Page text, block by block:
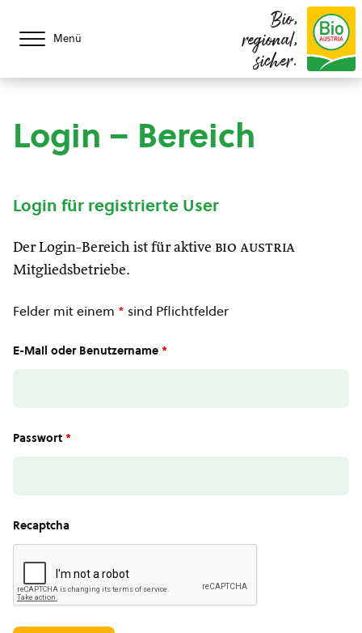
Menü
Bio,
regional,
sicher.
Login – Bereich
Login für registrierte User
Der Login-Bereich ist für aktive bio austria
Mitgliedsbetriebe.
Felder mit einem * sind Pflichtfelder
E-Mail oder Benutzername *
Passwort *
Recaptcha